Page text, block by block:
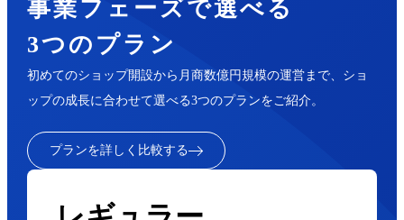
事業フェーズで選べる
3つのプラン
初めてのショップ開設から月商数億円規模の運営まで、ショ
ップの成長に合わせて選べる3つのプランをご紹介。
プランを詳しく比較する